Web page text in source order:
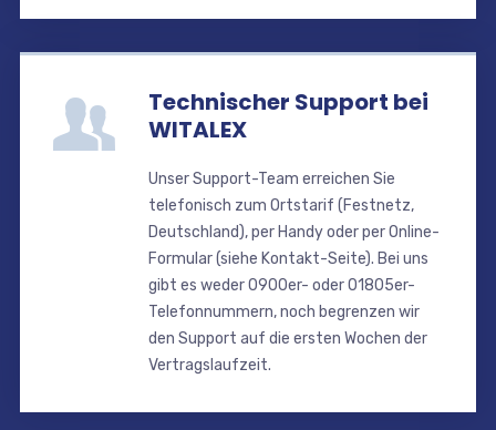
Technischer Support bei
WITALEX
Unser Support-Team erreichen Sie
telefonisch zum Ortstarif (Festnetz,
Deutschland), per Handy oder per Online-
Formular (siehe Kontakt-Seite). Bei uns
gibt es weder 0900er- oder 01805er-
Telefonnummern, noch begrenzen wir
den Support auf die ersten Wochen der
Vertragslaufzeit.